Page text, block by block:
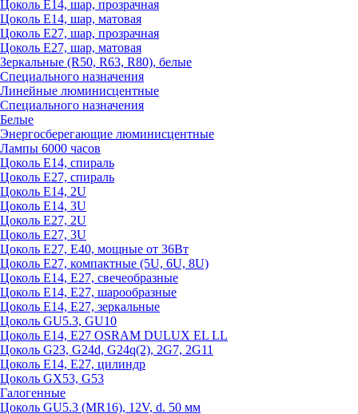
Цоколь Е14, шар, прозрачная
Цоколь Е14, шар, матовая
Цоколь Е27, шар, прозрачная
Цоколь Е27, шар, матовая
Зеркальные (R50, R63, R80), белые
Специального назначения
Линейные люминисцентные
Специального назначения
Белые
Энергосберегающие люминисцентные
Лампы 6000 часов
Цоколь Е14, спираль
Цоколь Е27, спираль
Цоколь Е14, 2U
Цоколь Е14, 3U
Цоколь Е27, 2U
Цоколь Е27, 3U
Цоколь Е27, Е40, мощные от 36Вт
Цоколь Е27, компактные (5U, 6U, 8U)
Цоколь Е14, Е27, свечеобразные
Цоколь Е14, Е27, шарообразные
Цоколь Е14, Е27, зеркальные
Цоколь GU5.3, GU10
Цоколь Е14, Е27 OSRAM DULUX EL LL
Цоколь G23, G24d, G24q(2), 2G7, 2G11
Цоколь Е14, Е27, цилиндр
Цоколь GX53, G53
Галогенные
Цоколь GU5.3 (MR16), 12V, d. 50 мм